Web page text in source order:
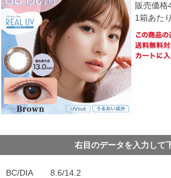
販売価格
1箱あた
右目のデータを入力して
BC/DIA 8.6/14.2